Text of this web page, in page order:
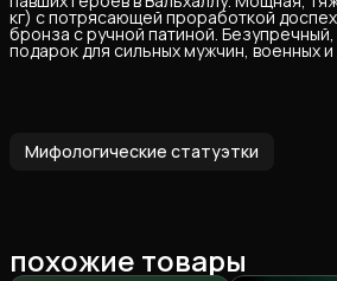
кг) с потрясающей проработкой
бронза с ручной патиной. Безупречный,
подарок для сильных мужчин, военных и
Мифологические статуэтки
похожие товары